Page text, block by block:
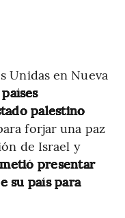
Unidas en Nueva
palestino
forjar una paz
de Israel y
presentar
su país para